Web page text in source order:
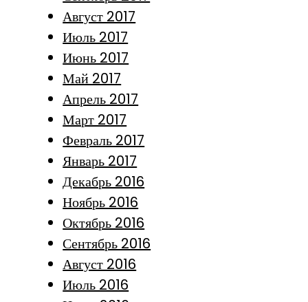
Август 2017
Июль 2017
Июнь 2017
Май 2017
Апрель 2017
Март 2017
Февраль 2017
Январь 2017
Декабрь 2016
Ноябрь 2016
Октябрь 2016
Сентябрь 2016
Август 2016
Июль 2016